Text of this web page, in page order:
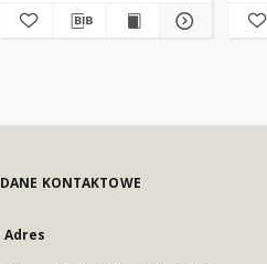
DANE KONTAKTOWE
Adres